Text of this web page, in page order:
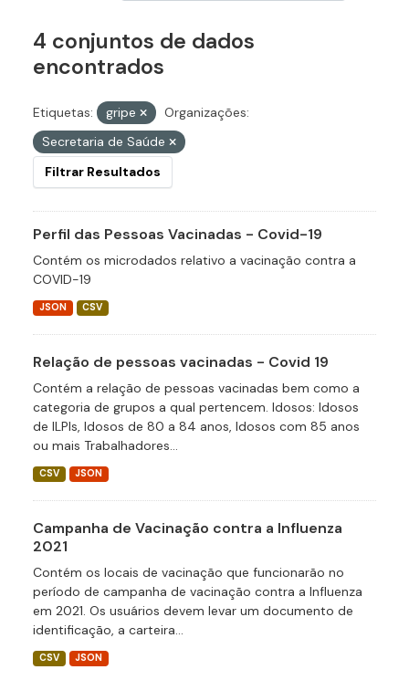
4 conjuntos de dados
encontrados
Etiquetas: gripe
Organizações:
Secretaria de Saúde
Filtrar Resultados
Perfil das Pessoas Vacinadas - Covid-19
Contém os microdados relativo a vacinação contra a
COVID-19
JSON CSV
Relação de pessoas vacinadas - Covid 19
Contém a relação de pessoas vacinadas bem como a
categoria de grupos a qual pertencem. Idosos: Idosos
de ILPIs, Idosos de 80 a 84 anos, Idosos com 85 anos
ou mais Trabalhadores...
CSV JSON
Campanha de Vacinação contra a Influenza
2021
Contém os locais de vacinação que funcionarão no
período de campanha de vacinação contra a Influenza
em 2021. Os usuários devem levar um documento de
identificação, a carteira...
CSV JSON